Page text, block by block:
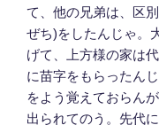
て、他の兄弟は、区
ぜち)をしたんじゃ。
げて、上方様の家は
に苗字をもらったん
をよう覚えておらん
出られてのう。先代